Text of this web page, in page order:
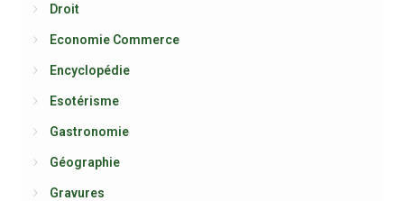
Droit
Economie Commerce
Encyclopédie
Esotérisme
Gastronomie
Géographie
Gravures